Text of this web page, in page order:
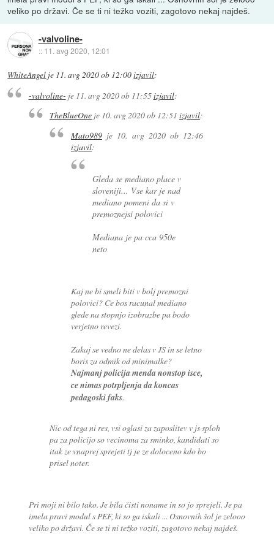
veliko po državi. Če se ti ni težko voziti, zagotovo nekaj najdeš.
-valvoline-
:: 11. avg 2020, 12:01
WhiteAngel je 11. avg 2020 ob 12:00izjavil:
-valvoline- je 11. avg 2020 ob 11:55izjavil:
TheBlueOne je 10. avg 2020 ob 12:51 izjavil:
Mato989je 10. avg 2020 ob 12:46
izjavil:
Gleda se mediano place v
sloveniji... Vse kar je nad
mediano pomeni da si v
premoznejsi polovici
Mediana je pa cca 950e
neto
Kaj ne bi smeli biti v bolj premozni
polovici? Ce bos racunal mediano
glede na stopnjo izobrazbe pa bodo
verjetno revezi.
Zakaj se vedno ne delas v JS in se letno
boris za odmik od minimalke?
Najmanj policija menda nonstop isce,
ce nimas potrpljenja da koncas
pedagoski faks.
Nic od tega ni res, vsi oglasi za zaposlitev v js sploh
pa za policijo so vecinoma za sminko, kandidati so
itak ze vnaprej sprejeti tj je ze doloceno kdo bo
prisel noter.
Pri moji ni bilo tako. Je bila čisti noname in so jo sprejeli. Je pa
imela pravi modul s PEF, ki so ga iskali ... Osnovnih šol je zelooo
veliko po državi. Če se ti ni težko voziti, zagotovo nekaj najdeš.